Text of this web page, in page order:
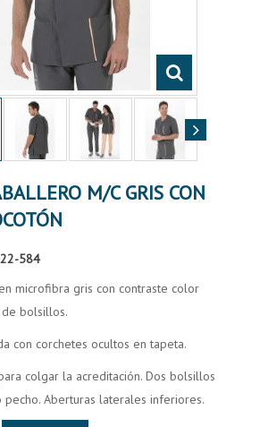
M/C GRIS CON
584
microfibra gris con contraste color
bolsillos.
con corchetes ocultos en tapeta.
colgar la acreditación. Dos bolsillos
Aberturas laterales inferiores.